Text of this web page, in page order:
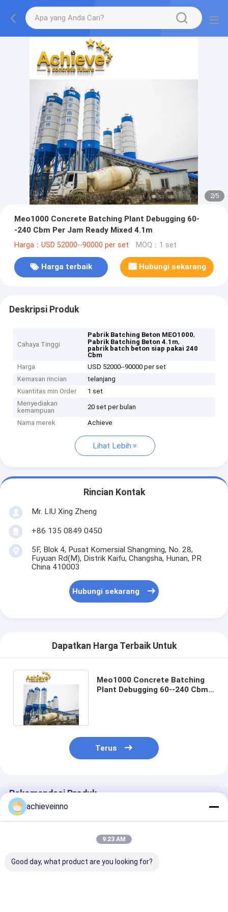
2/5
Meo1000 Concrete Batching Plant Debugging 60-
-240 Cbm Per Jam Ready Mixed 4.1m
Harga：USD 52000--90000 per set MOQ：1 set
Harga terbaik Hubungi sekarang
Deskripsi Produk
Cahaya Tinggi
Pabrik Batching Beton MEO1000,
Pabrik Batching Beton 4.1m,
pabrik batch beton siap pakai 240
Cbm
Harga
USD 52000--90000 per set
Kemasan rincian
telanjang
Kuantitas min Order
1 set
Menyediakan
kemampuan
20 set per bulan
Nama merek Achieve
Lihat Lebih
Rincian Kontak
Mr. LIU Xing Zheng
+86 135 0849 0450
5F, Blok 4, Pusat Komersial Shangming, No. 28,
Fuyuan Rd(M), Distrik Kaifu, Changsha, Hunan, PR
China 410003
Hubungi sekarang
Dapatkan Harga Terbaik Untuk
Meo1000 Concrete Batching
Plant Debugging 60--240 Cbm
Terus
Rekomendasi Produk
achieveinno
9:23 AM
Good day, what product are you looking for?